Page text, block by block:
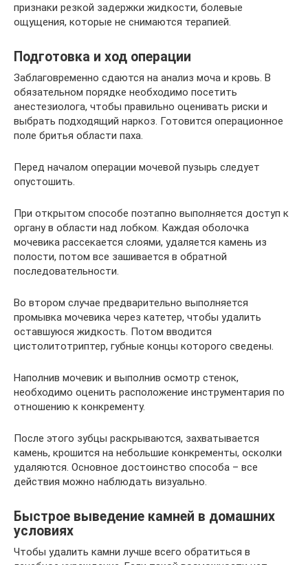
признаки резкой задержки жидкости, болевые
ощущения, которые не снимаются терапией.
Подготовка и ход операции
Заблаговременно сдаются на анализ моча и кровь. В
обязательном порядке необходимо посетить
анестезиолога, чтобы правильно оценивать риски и
выбрать подходящий наркоз. Готовится операционное
поле бритья области паха.
Перед началом операции мочевой пузырь следует
опустошить.
При открытом способе поэтапно выполняется доступ к
органу в области над лобком. Каждая оболочка
мочевика рассекается слоями, удаляется камень из
полости, потом все зашивается в обратной
последовательности.
Во втором случае предварительно выполняется
промывка мочевика через катетер, чтобы удалить
оставшуюся жидкость. Потом вводится
цистолитотриптер, губные концы которого сведены.
Наполнив мочевик и выполнив осмотр стенок,
необходимо оценить расположение инструментария по
отношению к конкременту.
После этого зубцы раскрываются, захватывается
камень, крошится на небольшие конкременты, осколки
удаляются. Основное достоинство способа – все
действия можно наблюдать визуально.
Быстрое выведение камней в домашних
условиях
Чтобы удалить камни лучше всего обратиться в